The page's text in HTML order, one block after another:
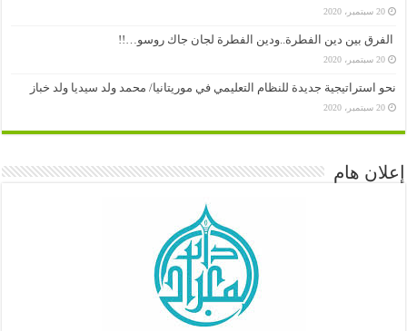
20 سبتمبر، 2020
الفرق بين دين الفطرة..ودين الفطرة لجان جاك روسو…!!
20 سبتمبر، 2020
نحو استراتيجية جديدة للنظام التعليمي في موريتانيا/ محمد ولد سيديا ولد خباز
20 سبتمبر، 2020
إعلان هام